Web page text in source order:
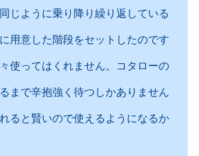
じように乗り降り繰り返している
用意した階段をセットしたのです
使ってはくれません。コタローの
まで辛抱強く待つしかありません
ると賢いので使えるようになるか